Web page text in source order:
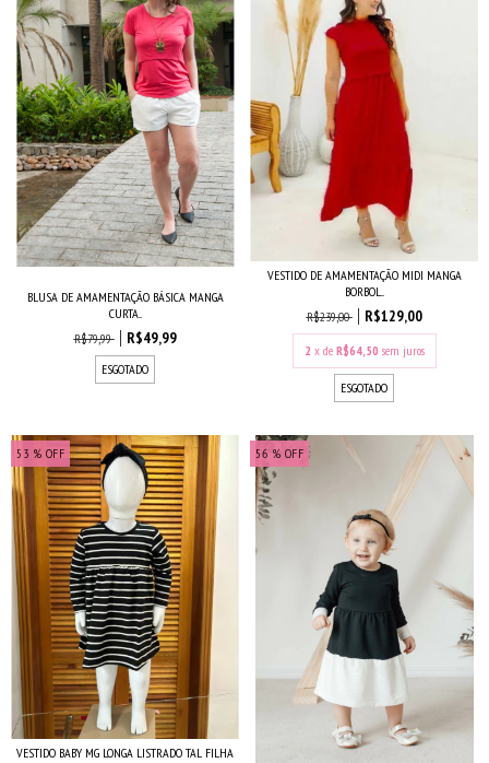
BLUSA DE AMAMENTAÇÃO BÁSICA MANGA
CURTA...
R$79,99
R$49,99
ESGOTADO
VESTIDO DE AMAMENTAÇÃO MIDI MANGA
BORBOL...
R$239,00
R$129,00
2 x de R$64,50 sem juros
ESGOTADO
53 % OFF
VESTIDO BABY MG LONGA LISTRADO TAL FILHA
56 % OFF